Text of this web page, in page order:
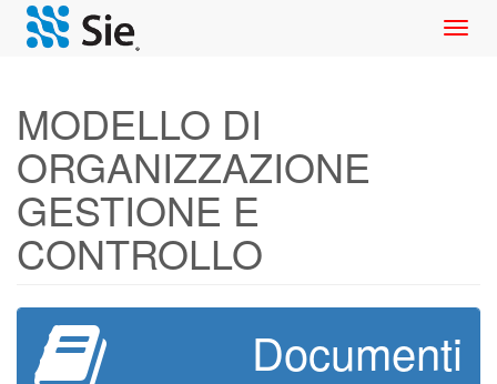
MODELLO DI
ORGANIZZAZIONE
GESTIONE E
CONTROLLO
Documenti